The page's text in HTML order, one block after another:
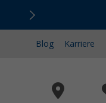
Blog Karriere